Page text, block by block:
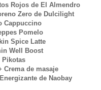
Rojos de El Almendro
Zero de Dulcilight
Cappuccino
Pomelo
Spice Latte
Well Boost
Pikotas
Crema de masaje
de Naobay